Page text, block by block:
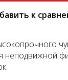
к
неподвижной